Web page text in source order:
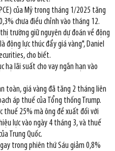
của Mỹ trong tháng 1/2025 tăng
chưa điều chỉnh vào tháng 12.
trường giữ nguyên dự đoán về động
động lực thúc đẩy giá vàng", Daniel
cho biết.
hạ lãi suất cho vay ngắn hạn vào
toàn, giá vàng đã tăng 2 tháng liên
áp thuế của Tổng thống Trump.
thuế 25% mà ông đề xuất đối với
lực vào ngày 4 tháng 3, và thuế
Trung Quốc.
trong phiên thứ Sáu giảm 0,8%